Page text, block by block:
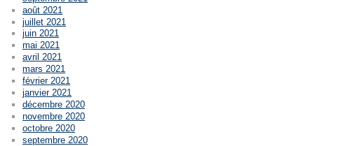
août 2021
juillet 2021
juin 2021
mai 2021
avril 2021
mars 2021
février 2021
janvier 2021
décembre 2020
novembre 2020
octobre 2020
septembre 2020